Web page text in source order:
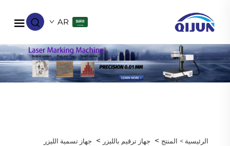
AR
الرئيسية > المنتج > جهاز ترقيم بالليزر >
جهاز تسمية الليزر